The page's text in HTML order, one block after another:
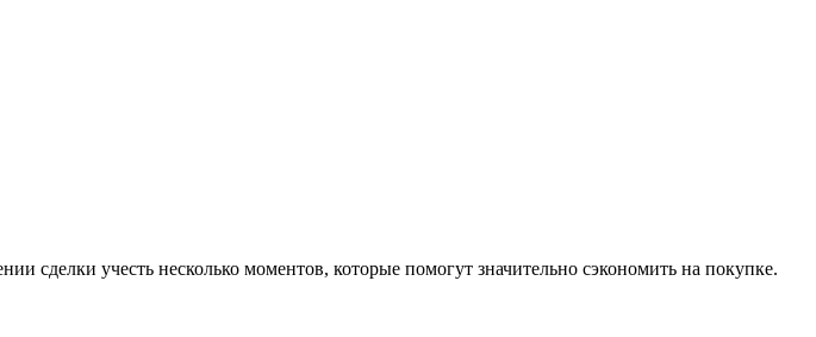
сделки учесть несколько моментов, которые помогут значительно сэкономить на покупке.